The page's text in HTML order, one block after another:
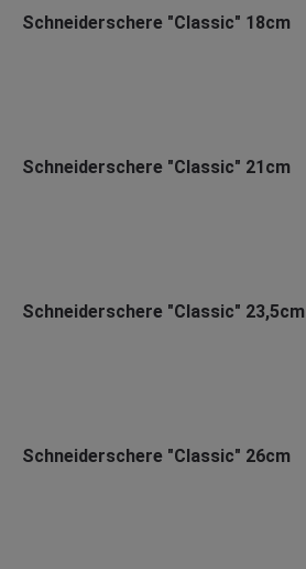
Schneiderschere "Classic" 18cm
Schneiderschere "Classic" 21cm
Schneiderschere "Classic" 23,5cm
Schneiderschere "Classic" 26cm